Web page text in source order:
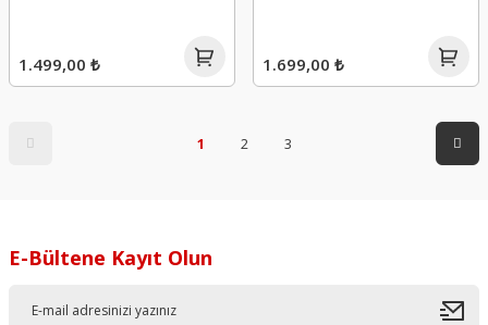
1.499,00 ₺ 1.699,00 ₺
1 2 3
E-Bültene Kayıt Olun